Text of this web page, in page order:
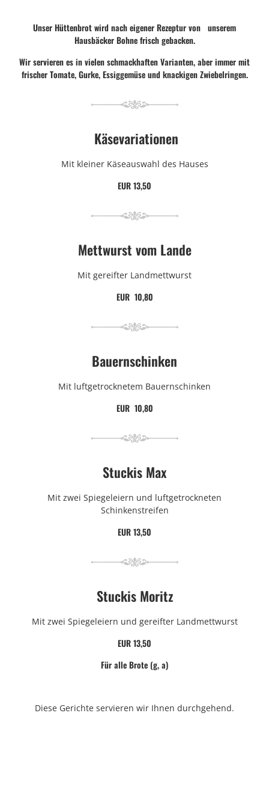
Unser Hüttenbrot wird nach eigener Rezeptur von unserem
Hausbäcker Bohne frisch gebacken.
Wir servieren es in vielen schmackhaften Varianten, aber immer mit
frischer Tomate, Gurke, Essiggemüse und knackigen Zwiebelringen.
Käsevariationen
Mit kleiner Käseauswahl des Hauses
EUR 13,50
Mettwurst vom Lande
Mit gereifter Landmettwurst
EUR 10,80
Bauernschinken
Mit luftgetrocknetem Bauernschinken
EUR 10,80
Stuckis Max
Mit zwei Spiegeleiern und luftgetrockneten
Schinkenstreifen
EUR 13,50
Stuckis Moritz
Mit zwei Spiegeleiern und gereifter Landmettwurst
EUR 13,50
Für alle Brote (g, a)
Diese Gerichte servieren wir Ihnen durchgehend.